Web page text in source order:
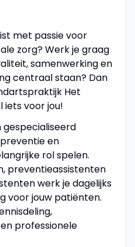
met passie voor
zorg? Werk je graag
samenwerking en
centraal staan? Dan
Het
iets voor jou!
en
rol spelen.
preventieassistenten
werk je dagelijks
voor jouw patiënten.
professionele